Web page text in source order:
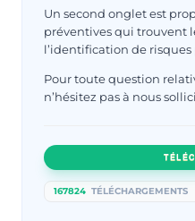
Un second onglet est
préventives qui trouvent
l’identification de
Pour toute question
n’hésitez pas à nous
167824 TÉLÉCHARGEMENTS